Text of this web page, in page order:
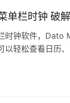
单栏时钟 破
时钟软件，Dato
以轻松查看日历